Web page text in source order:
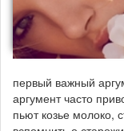
первый важный
аргумент часто
пьют козье молоко,